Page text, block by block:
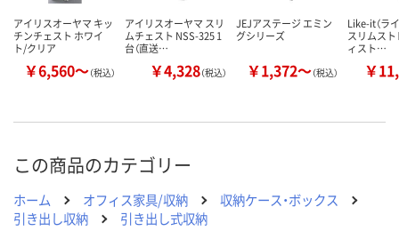
アイリスオーヤマ キッ
チンチェスト ホワイ
ト/クリア
￥6,560～（税込）
アイリスオーヤマ スリ
ムチェスト NSS-325 1
台（直送…
￥4,328（税込）
JEJアステージ エミン
グシリーズ
￥1,372～（税込）
Like-it（ラ
スリムス
ィスト…
￥
この商品のカテゴリー
ホーム オフィス家具/収納
収納ケース・ボックス
引き出し収納
引き出し式収納